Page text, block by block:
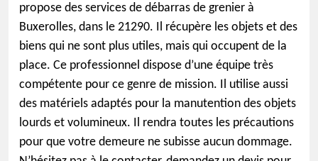
propose des services de débarras de grenier à
Buxerolles, dans le 21290. Il récupère les objets et des
biens qui ne sont plus utiles, mais qui occupent de la
place. Ce professionnel dispose d’une équipe très
compétente pour ce genre de mission. Il utilise aussi
des matériels adaptés pour la manutention des objets
lourds et volumineux. Il rendra toutes les précautions
pour que votre demeure ne subisse aucun dommage.